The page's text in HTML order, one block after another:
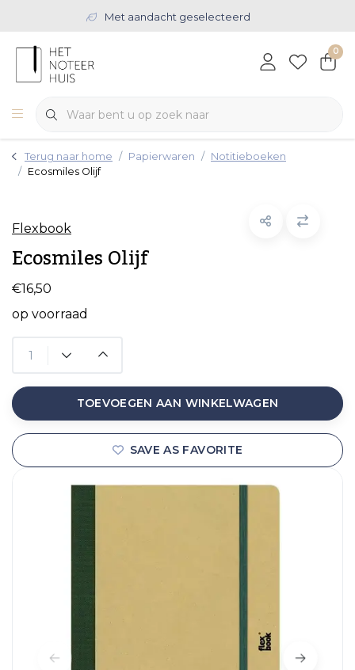
Met aandacht geselecteerd
0
Terug naar home Papierwaren
Notitieboeken
Ecosmiles Olijf
Flexbook
Ecosmiles Olijf
€16,50
op voorraad
TOEVOEGEN AAN WINKELWAGEN
SAVE AS FAVORITE